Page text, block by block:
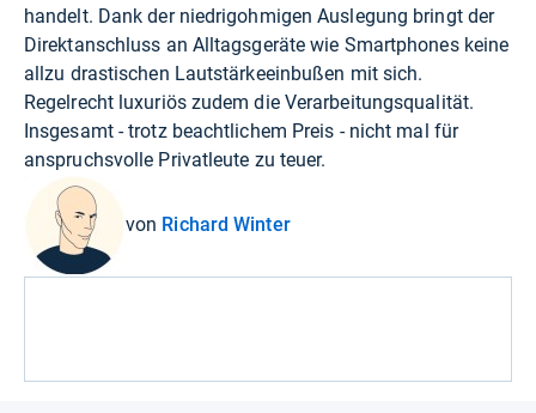
handelt. Dank der niedrigohmigen Auslegung bringt der
Direktanschluss an Alltagsgeräte wie Smartphones keine
allzu drastischen Lautstärkeeinbußen mit sich.
Regelrecht luxuriös zudem die Verarbeitungsqualität.
Insgesamt - trotz beachtlichem Preis - nicht mal für
anspruchsvolle Privatleute zu teuer.
von Richard Winter